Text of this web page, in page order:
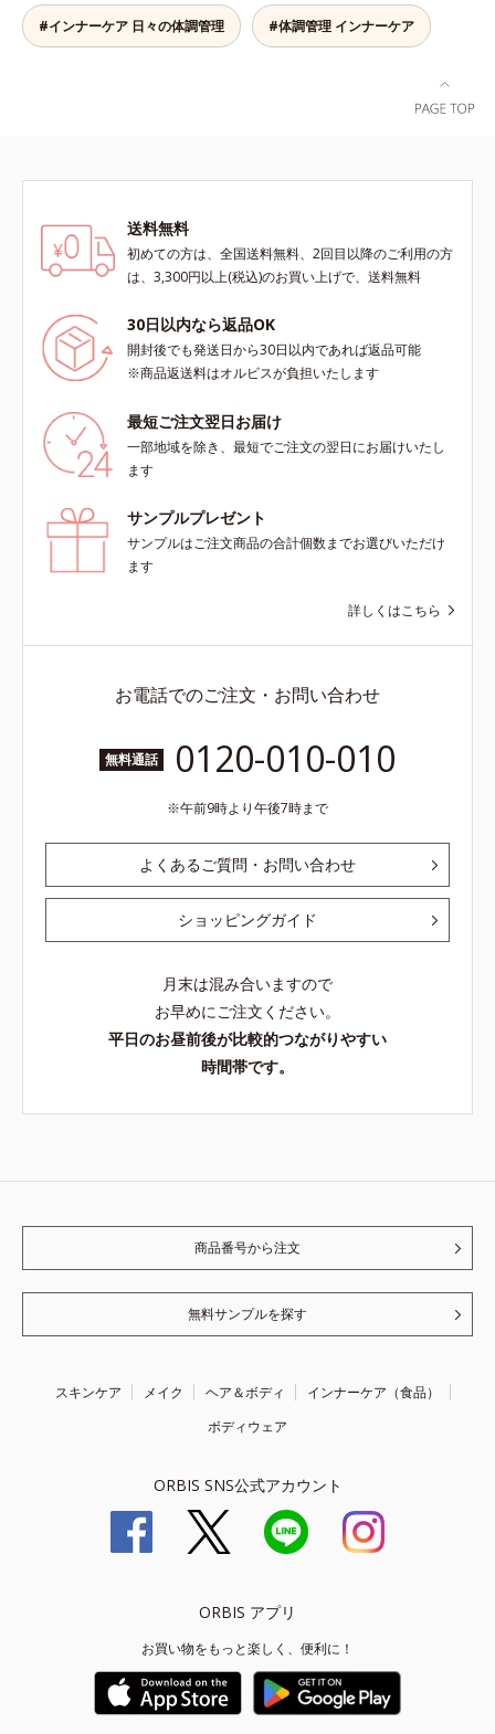
をしっかり守りましょう！
#インナーケア 日々の体調管理 #体調管理 インナーケア
送料無料
初めての方は、全国送料無料、2回目以降のご利用の方
は、3,300円以上(税込)のお買い上げで、送料無料
30日以内なら返品OK
開封後でも発送日から30日以内であれば返品可能
※商品返送料はオルビスが負担いたします
最短ご注文翌日お届け
一部地域を除き、最短でご注文の翌日にお届けいたし
ます
サンプルプレゼント
サンプルはご注文商品の合計個数までお選びいただけ
ます
詳しくはこちら
お電話でのご注文・お問い合わせ
無料通話 0120-010-010
午前9時より午後7時まで
よくあるご質問・お問い合わせ
ショッピングガイド
月末は混み合いますので
お早めにご注文ください。
平日のお昼前後が比較的つながりやすい
時間帯です。
商品番号から注文
無料サンプルを探す
スキンケア メイク ヘア＆ボディ
インナーケア（食品）
ボディウェア
ORBIS SNS公式アカウント
ORBIS アプリ
お買い物をもっと楽しく、便利に！